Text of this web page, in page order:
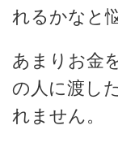
れるかなと
あまりお金
の人に渡し
れません。